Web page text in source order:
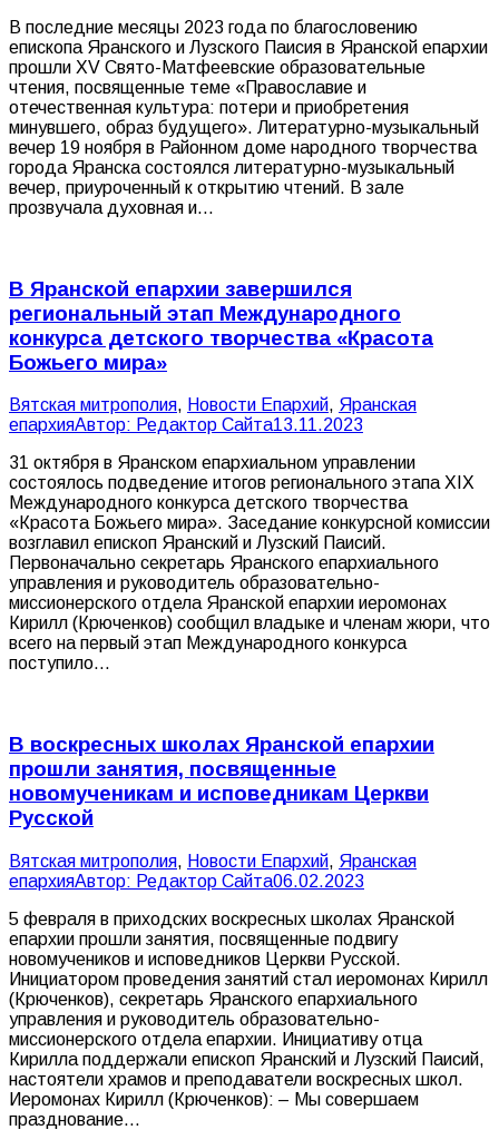
В последние месяцы 2023 года по благословению
епископа Яранского и Лузского Паисия в Яранской епархии
прошли XV Свято-Матфеевские образовательные
чтения, посвященные теме «Православие и
отечественная культура: потери и приобретения
минувшего, образ будущего». Литературно-музыкальный
вечер 19 ноября в Районном доме народного творчества
города Яранска состоялся литературно-музыкальный
вечер, приуроченный к открытию чтений. В зале
прозвучала духовная и…
В Яранской епархии завершился
региональный этап Международного
конкурса детского творчества «Красота
Божьего мира»
Вятская митрополия, Новости Епархий, Яранская
епархияАвтор: Редактор Сайта13.11.2023
31 октября в Яранском епархиальном управлении
состоялось подведение итогов регионального этапа XIХ
Международного конкурса детского творчества
«Красота Божьего мира». Заседание конкурсной комиссии
возглавил епископ Яранский и Лузский Паисий.
Первоначально секретарь Яранского епархиального
управления и руководитель образовательно-
миссионерского отдела Яранской епархии иеромонах
Кирилл (Крюченков) сообщил владыке и членам жюри, что
всего на первый этап Международного конкурса
поступило…
В воскресных школах Яранской епархии
прошли занятия, посвященные
новомученикам и исповедникам Церкви
Русской
Вятская митрополия, Новости Епархий, Яранская
епархияАвтор: Редактор Сайта06.02.2023
5 февраля в приходских воскресных школах Яранской
епархии прошли занятия, посвященные подвигу
новомучеников и исповедников Церкви Русской.
Инициатором проведения занятий стал иеромонах Кирилл
(Крюченков), секретарь Яранского епархиального
управления и руководитель образовательно-
миссионерского отдела епархии. Инициативу отца
Кирилла поддержали епископ Яранский и Лузский Паисий,
настоятели храмов и преподаватели воскресных школ.
Иеромонах Кирилл (Крюченков): – Мы совершаем
празднование…